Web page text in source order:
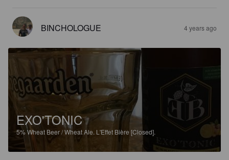
BINCHOLOGUE 4 years ago
EXO'TONIC
5%Wheat Beer / Wheat Ale. L'Effet Bière [Closed].